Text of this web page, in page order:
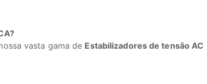
vasta gama de Estabilizadores de tensão AC